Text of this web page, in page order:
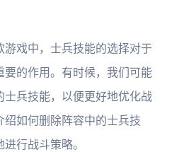
戏中，士兵技能的选择对于
要的作用。有时候，我们可能
士兵技能，以便更好地优化战
绍如何删除阵容中的士兵技
行战斗策略。